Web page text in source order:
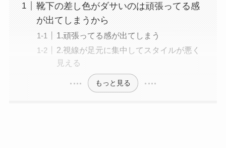
靴下の差し色がダサいのは頑張ってる感
が出てしまうから
1.頑張ってる感が出てしまう
2.視線が足元に集中してスタイルが悪く
見える
もっと見る